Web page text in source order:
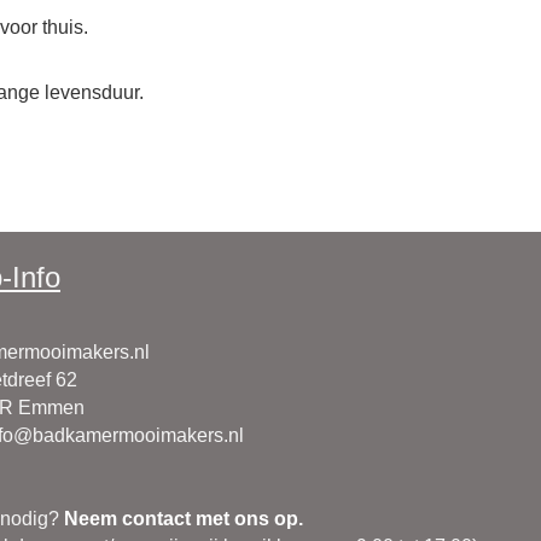
thuis.
levensduur.
Info
62
Emmen
Neem contact met ons op.